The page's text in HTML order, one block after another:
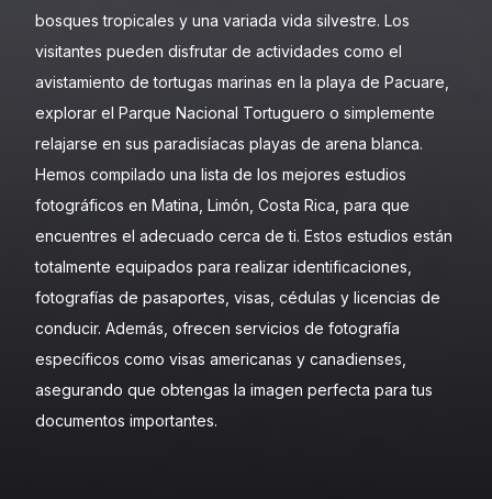
bosques tropicales y una variada vida silvestre. Los
visitantes pueden disfrutar de actividades como el
avistamiento de tortugas marinas en la playa de Pacuare,
explorar el Parque Nacional Tortuguero o simplemente
relajarse en sus paradisíacas playas de arena blanca.
Hemos compilado una lista de los mejores estudios
fotográficos en Matina, Limón, Costa Rica, para que
encuentres el adecuado cerca de ti. Estos estudios están
totalmente equipados para realizar identificaciones,
fotografías de pasaportes, visas, cédulas y licencias de
conducir. Además, ofrecen servicios de fotografía
específicos como visas americanas y canadienses,
asegurando que obtengas la imagen perfecta para tus
documentos importantes.